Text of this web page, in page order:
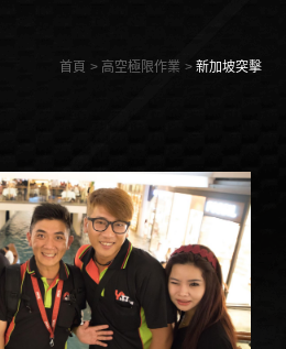
首頁 高空極限作業 新加坡突擊